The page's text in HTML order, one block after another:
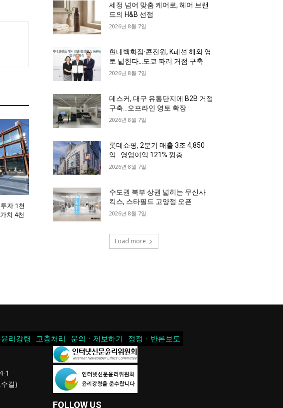
자 1천
치 4천
세정 넘어 맞춤 케어로, 헤어 브랜
드의 H&B 선점
2026년 8월 7일
현대백화점·콘진원, K패션 해외 영
토 넓힌다…도쿄·파리 거점 구축
2026년 8월 7일
데스커, 대구 유통단지에 B2B 거점
구축…오프라인 영토 확장
2026년 8월 7일
롯데쇼핑, 2분기 매출 3조 4,850
억…영업이익 121% 껑충
2026년 8월 7일
수도권 북부 상권 넓히는 무신사
킥스, 스타필드 고양점 오픈
2026년 8월 7일
Load more
리강령 고충처리 문의ㆍ제보하기
정정ㆍ반론보도
1
길)
FOLLOW US